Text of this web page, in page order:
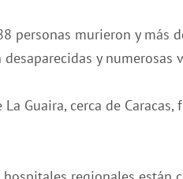
personas murieron y más
desaparecidas y
La Guaira, cerca de